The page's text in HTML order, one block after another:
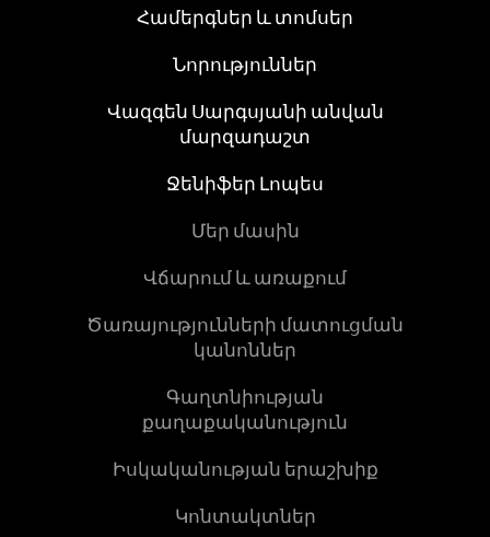
Համերգներ և տոմսեր
Նորություններ
Վազգեն Սարգսյանի անվան
մարզադաշտ
Ջենիֆեր Լոպես
Մեր մասին
Վճարում և առաքում
Ծառայությունների մատուցման
կանոններ
Գաղտնիության
քաղաքականություն
Իսկականության երաշխիք
Կոնտակտներ